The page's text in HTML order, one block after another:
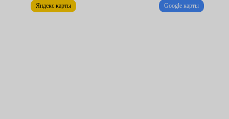
Всё, что нужно для достижения желаемого результата –
Яндекс карты Google карты